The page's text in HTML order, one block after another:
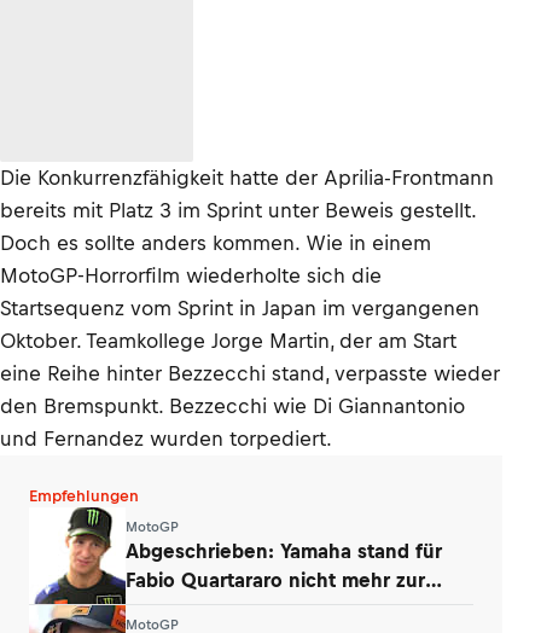
Die Konkurrenzfähigkeit hatte der Aprilia-Frontmann
bereits mit Platz 3 im Sprint unter Beweis gestellt.
Doch es sollte anders kommen. Wie in einem
MotoGP-Horrorfilm wiederholte sich die
Startsequenz vom Sprint in Japan im vergangenen
Oktober. Teamkollege Jorge Martin, der am Start
eine Reihe hinter Bezzecchi stand, verpasste wieder
den Bremspunkt. Bezzecchi wie Di Giannantonio
und Fernandez wurden torpediert.
Empfehlungen
MotoGP
Abgeschrieben: Yamaha stand für
Fabio Quartararo nicht mehr zur
MotoGP